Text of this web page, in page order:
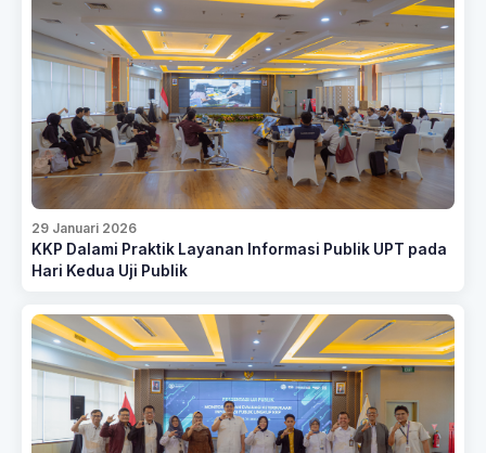
29 Januari 2026
KKP Dalami Praktik Layanan Informasi Publik UPT pada
Hari Kedua Uji Publik